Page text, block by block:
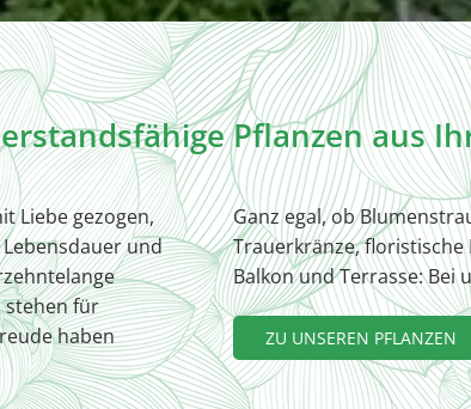
Pflanzen aus
Liebe gezogen,
und
stehen für
haben
Ganz egal, ob
Trauerkränze,
Balkon und Terrasse: Bei
ZU UNSEREN PFLANZEN